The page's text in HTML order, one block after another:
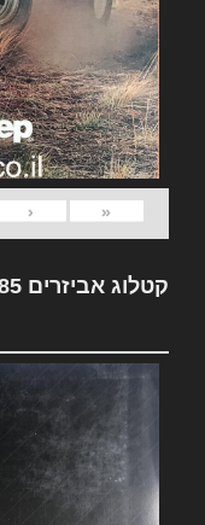
«
‹
קטלוג אביזרים Jeep 1985